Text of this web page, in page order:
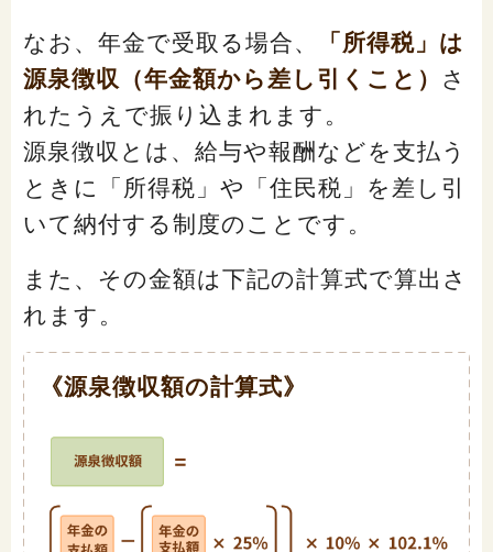
なお、年金で受取る場合、
「所得税」は
源泉徴収（年金額から差し引くこと） さ
れたうえで振り込まれます。
源泉徴収とは、給与や報酬などを支払う
ときに「所得税」や「住民税」を差し引
いて納付する制度のことです。
また、その金額は下記の計算式で算出さ
れます。
《源泉徴収額の計算式》